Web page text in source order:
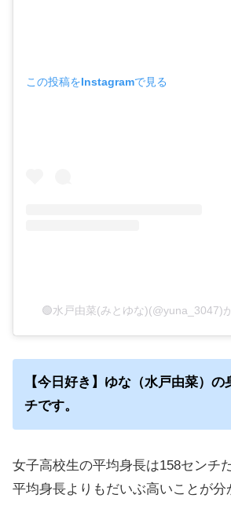
この投稿をInstagramで見る
🟢水戸由菜(みとゆな)(@yuna_3047)
【今日好き】ゆな（水戸由菜）
チです。
女子高校生の平均身長は158センチ
平均身長よりもだいぶ高いことが分